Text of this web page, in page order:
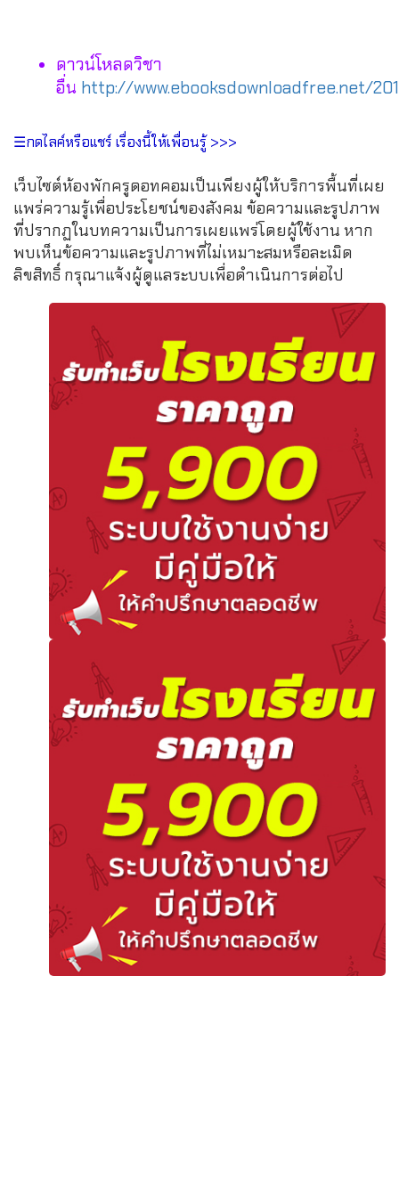
ดาวน์โหลดวิชา
อื่น http://www.ebooksdownloadfree.net/
☰กดไลค์หรือแชร์ เรื่องนี้ให้เพื่อนรู้ >>>
เว็บไซต์ห้องพักครูดอทคอมเป็นเพียงผู้ให้บริการพื้นที่เผย
แพร่ความรู้เพื่อประโยชน์ของสังคม ข้อความและรูปภาพ
ที่ปรากฏในบทความเป็นการเผยแพร่โดยผู้ใช้งาน หาก
พบเห็นข้อความและรูปภาพที่ไม่เหมาะสมหรือละเมิด
ลิขสิทธิ์ กรุณาแจ้งผู้ดูแลระบบเพื่อดำเนินการต่อไป